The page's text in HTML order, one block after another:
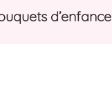
d’enfance